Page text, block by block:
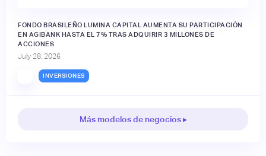
FONDO BRASILEÑO LUMINA CAPITAL AUMENTA SU PARTICIPACIÓN
EN AGIBANK HASTA EL 7% TRAS ADQUIRIR 3 MILLONES DE
ACCIONES
July 28, 2026
INVERSIONES
Más modelos de negocios ▸